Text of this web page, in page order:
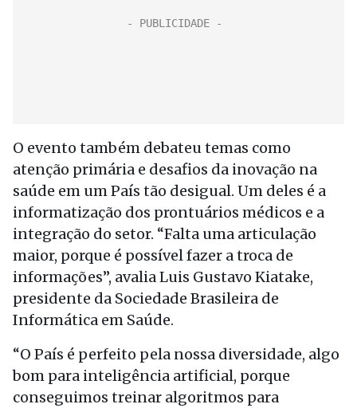
O evento também debateu temas como
atenção primária e desafios da inovação na
saúde em um País tão desigual. Um deles é a
informatização dos prontuários médicos e a
integração do setor. “Falta uma articulação
maior, porque é possível fazer a troca de
informações”, avalia Luis Gustavo Kiatake,
presidente da Sociedade Brasileira de
Informática em Saúde.
“O País é perfeito pela nossa diversidade, algo
bom para inteligência artificial, porque
conseguimos treinar algoritmos para